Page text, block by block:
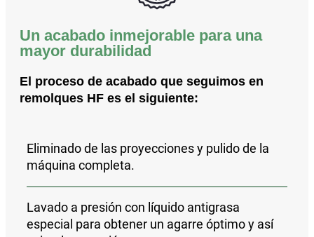
Un acabado inmejorable para una
mayor durabilidad
El proceso de acabado que seguimos en
remolques HF es el siguiente:
Eliminado de las proyecciones y pulidode la
máquina completa.
Lavado a presión con líquido antigrasa
especial para obtener un agarre óptimo y así